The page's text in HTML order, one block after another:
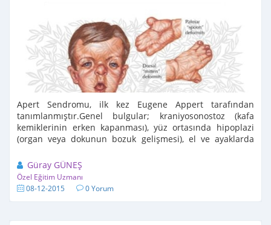
Apert Sendromu, ilk kez Eugene Appert tarafından
tanımlanmıştır.Genel bulgular; kraniyosonostoz (kafa
kemiklerinin erken kapanması), yüz ortasında hipoplazi
(organ veya dokunun bozuk gelişmesi), el ve ayaklarda
geriliğidir. Bu ...
Güray GÜNEŞ
Özel Eğitim Uzmanı
08-12-2015 0 Yorum